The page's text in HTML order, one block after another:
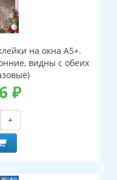
на окна А5+.
видны с обеих
₽
+